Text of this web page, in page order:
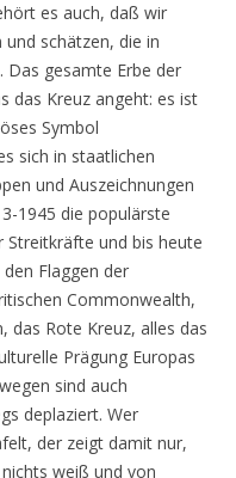
es auch, daß wir
schätzen, die in
Das gesamte Erbe der
das Kreuz angeht: es ist
Symbol
sich in staatlichen
und Auszeichnungen
1945 die populärste
Streitkräfte und bis heute
Flaggen der
Commonwealth,
das Rote Kreuz, alles das
Prägung Europas
sind auch
deplaziert. Wer
der zeigt damit nur,
weiß und von